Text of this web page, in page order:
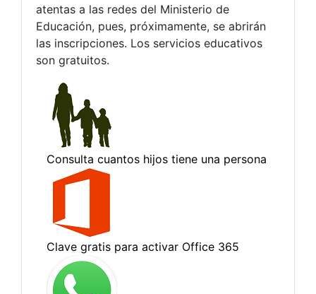
atentas a las redes del Ministerio de
Educación, pues, próximamente, se abrirán
las inscripciones. Los servicios educativos
son gratuitos.